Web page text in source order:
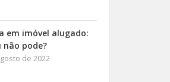
em imóvel alugado:
não pode?
de 2022